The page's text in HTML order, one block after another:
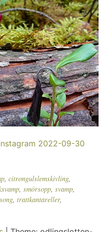
2022-09-30
, citrongulslemskivling,
, smörsopp, svamp,
, trattkantareller,